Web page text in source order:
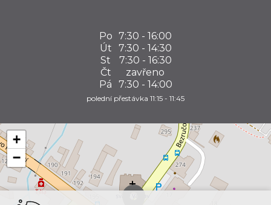
Po 7:30 - 16:00
Út
7:30 - 14:30
St
7:30 - 16:30
Čt
zavřeno
Pá
7:30 - 14:00
polední přestávka 11:15 - 11:45
+
−